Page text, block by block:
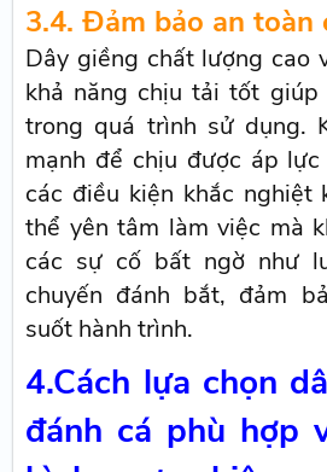
3.4. Đảm bảo an toàn
Dây giềng chất lượng cao
khả năng chịu tải tốt
trong quá trình sử dụng.
mạnh để chịu được áp
các điều kiện khắc nghiệt
thể yên tâm làm việc mà
các sự cố bất ngờ như
chuyến đánh bắt, đảm
suốt hành trình.
4.Cách lựa chọn
đánh cá phù hợp